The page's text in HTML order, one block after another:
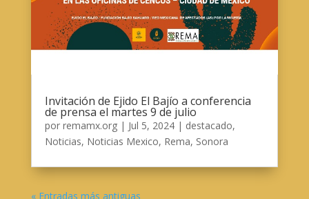
Invitación de Ejido El Bajío a conferencia
de prensa el martes 9 de julio
por remamx.org| Jul 5, 2024| destacado,
Noticias, Noticias Mexico, Rema, Sonora
« Entradas más antiguas